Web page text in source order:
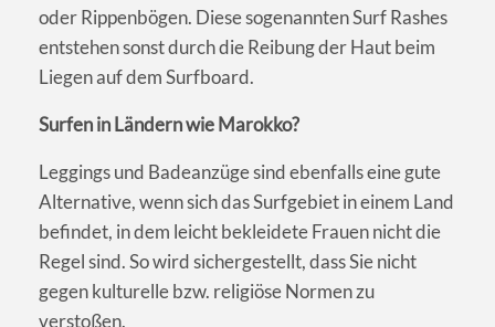
oder Rippenbögen. Diese sogenannten Surf Rashes
entstehen sonst durch die Reibung der Haut beim
Liegen auf dem Surfboard.
Surfen in Ländern wie Marokko?
Leggings und Badeanzüge sind ebenfalls eine gute
Alternative, wenn sich das Surfgebiet in einem Land
befindet, in dem leicht bekleidete Frauen nicht die
Regel sind. So wird sichergestellt, dass Sie nicht
gegen kulturelle bzw. religiöse Normen zu
verstoßen.